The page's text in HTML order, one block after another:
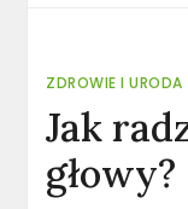
ZDROWIE I URODA
Jak
głowy?